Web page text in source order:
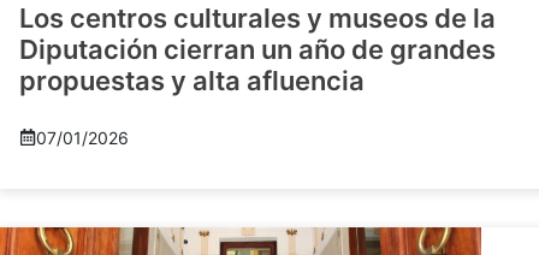
Los centros culturales y museos de la
Diputación cierran un año de grandes
propuestas y alta afluencia
07/01/2026